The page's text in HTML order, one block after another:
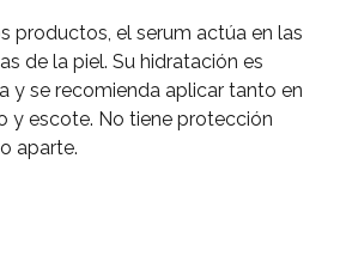
productos, el serum actúa en las
de la piel. Su hidratación es
y se recomienda aplicar tanto en
y escote. No tiene protección
aparte.